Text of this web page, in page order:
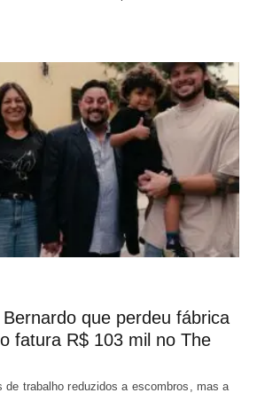
que perdeu fábrica
fatura R$ 103 mil no The
de trabalho reduzidos a escombros, mas a